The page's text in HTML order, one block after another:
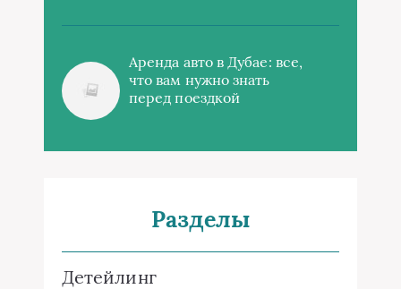
Аренда авто в Дубае: все,
что вам нужно знать
перед поездкой
Разделы
Детейлинг